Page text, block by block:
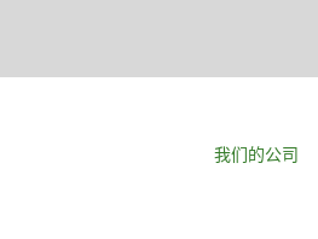
我们的公司